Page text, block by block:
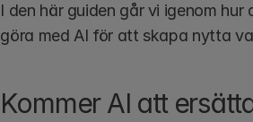
I den här guiden går vi igenom
göra med AI för att skapa nytta
Kommer AI att